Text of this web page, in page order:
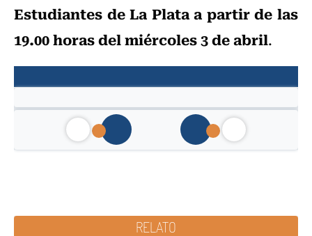
Estudiantes de La Plata a partir de las
19.00 horas del miércoles 3 de abril.